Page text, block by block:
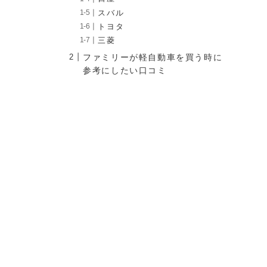
スバル
トヨタ
三菱
ファミリーが軽自動車を買う時に
参考にしたい口コミ